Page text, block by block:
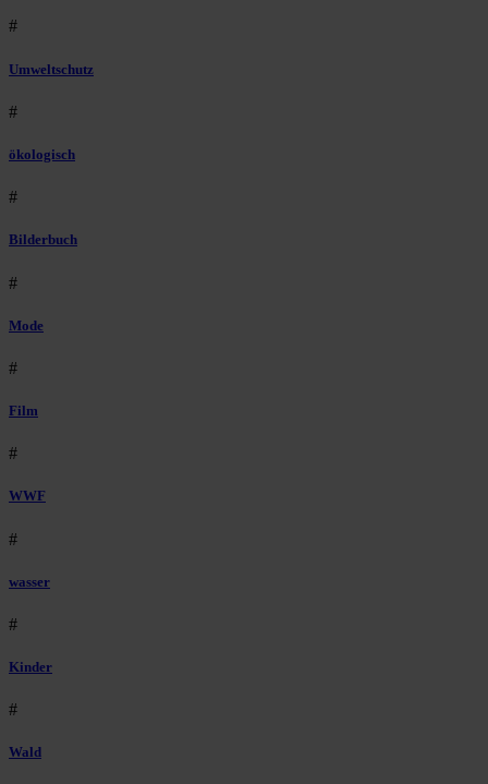
#
Umweltschutz
#
ökologisch
#
Bilderbuch
#
Mode
#
Film
#
WWF
#
wasser
#
Kinder
#
Wald